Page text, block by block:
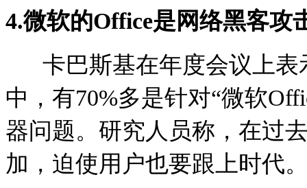
4.微软的Office是网络黑客攻
卡巴斯基在年度会议上表
中，有70%多是针对“微软
器问题。研究人员称，在过
加，迫使用户也要跟上时代